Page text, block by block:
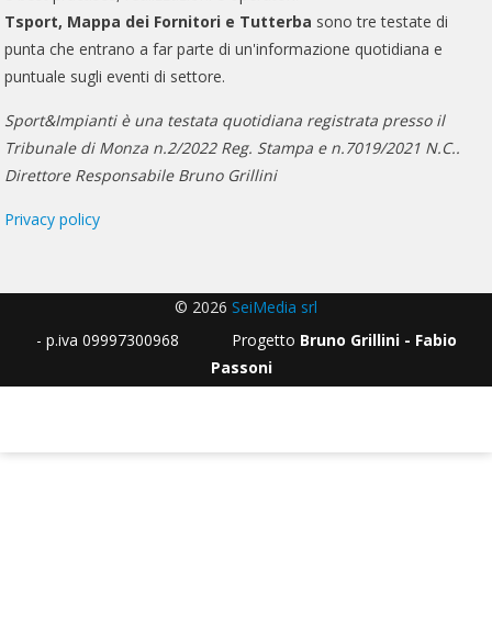
Tsport, Mappa dei Fornitori e Tutterba sono tre testate di
punta che entrano a far parte di un'informazione quotidiana e
puntuale sugli eventi di settore.
Sport&Impianti è una testata quotidiana registrata presso il
Tribunale di Monza n.2/2022 Reg. Stampa e n.7019/2021 N.C..
Direttore Responsabile Bruno Grillini
Privacy policy
© 2026 SeiMedia srl
- p.iva 09997300968 Progetto Bruno Grillini - Fabio
Passoni